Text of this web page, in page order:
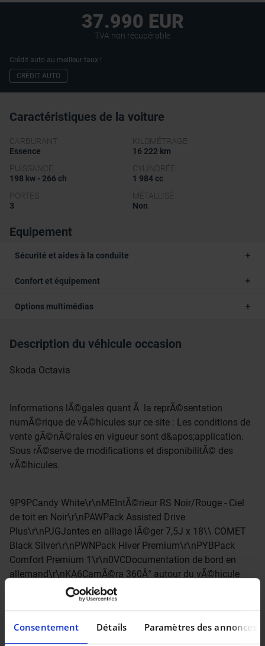
Consentement Détails Paramètres des annonces
37.990 EUR
TVA non récupérable
Crédit auto au meilleur taux !
CRÉDIT AUTO
Caractéristiques de la voiture
CARBURANT
Essence
KILOMÉTRAGE
16 222 km
PUISSANCE
198 kw - 266 ch
CYLINDRÉE
1 984 cc
PORTES
3
MÉTALLISÉ
Non
Equipement
Sécurité et aides à la conduite
Confort et équipement
Options multimédias
Description du véhicule occasion
Skoda Octavia
Informations lÃ©gales quant Ã la reprÃ©sentation
numÃ©rique de vÃ©hicules sur ce site : Les conditions de
vente gÃ©nÃ©rales en vigueur sont d&apos;application.
Sous rÃ©serve de modifications et disponibilitÃ© des
vÃ©hicules.
9P9PCandy White\r\nMEIntÃ©rieur RS Noir/Rouge - Ciel
de toit en Noir\r\nPAWPack Assisted Drive
Plus\r\nPJGJantes en alliage lÃ©ger 7,5J x 18\\ COMET
Black Silver\r\nPWNPack Hiver Premium\r\nPYBPack
Comfort Premium 1\r\n0VCDocumentation de bord en
allemand\r\nKA6CamÃ©ra 360Â° autour du vÃ©hicule